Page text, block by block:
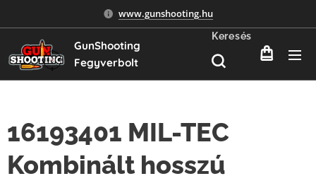
www.gunshooting.hu
GunShooting
Fegyverbolt
Keresés
16193401 MIL-TEC
Kombinált hosszú